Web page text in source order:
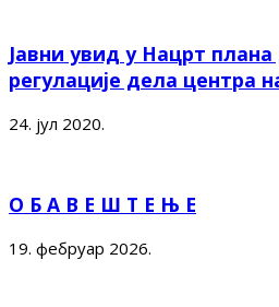
Јавни увид у Нацрт
регулације дела центра
24. јул 2020.
О Б А В Е Ш Т Е Њ Е
19. фебруар 2026.